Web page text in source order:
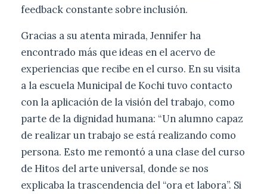
feedback constante sobre inclusión.
Gracias a su atenta mirada, Jennifer ha
encontrado más que ideas en el acervo de
experiencias que recibe en el curso. En su visita
a la escuela Municipal de Kochi tuvo contacto
con la aplicación de la visión del trabajo, como
parte de la dignidad humana: “Un alumno capaz
de realizar un trabajo se está realizando como
persona. Esto me remontó a una clase del curso
de Hitos del arte universal, donde se nos
explicaba la trascendencia del “ora et labora”. Si